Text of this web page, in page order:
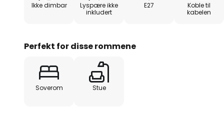
Ikke dimbar
Lyspære ikke
inkludert
E27
Koble til
kabelen
Perfekt for disse rommene
Soverom Stue